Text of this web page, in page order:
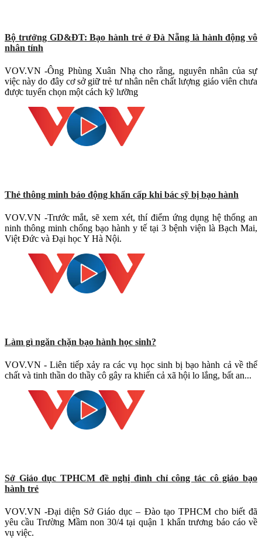
Bộ trưởng GD&ĐT: Bạo hành trẻ ở Đà Nẵng là hành động vô
nhân tính
VOV.VN -Ông Phùng Xuân Nhạ cho rằng, nguyên nhân của sự
việc này do đây cơ sở giữ trẻ tư nhân nên chất lượng giáo viên chưa
được tuyển chọn một cách kỹ lưỡng
Thẻ thông minh báo động khẩn cấp khi bác sỹ bị bạo hành
VOV.VN -Trước mắt, sẽ xem xét, thí điểm ứng dụng hệ thống an
ninh thông minh chống bạo hành y tế tại 3 bệnh viện là Bạch Mai,
Việt Đức và Đại học Y Hà Nội.
Làm gì ngăn chặn bạo hành học sinh?
VOV.VN - Liên tiếp xảy ra các vụ học sinh bị bạo hành cả về thể
chất và tinh thần do thầy cô gây ra khiến cả xã hội lo lắng, bất an...
Sở Giáo dục TPHCM đề nghị đình chỉ công tác cô giáo bạo
hành trẻ
VOV.VN -Đại diện Sở Giáo dục – Đào tạo TPHCM cho biết đã
yêu cầu Trường Mầm non 30/4 tại quận 1 khẩn trương báo cáo về
vụ việc.